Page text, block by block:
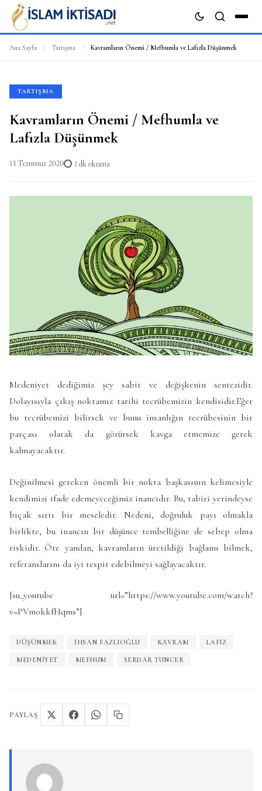
Ana Sayfa / Tartışma / Kavramların Önemi / Mefhumla ve Lafızla Düşünmek
TARTIŞMA
Kavramların Önemi / Mefhumla ve
Lafızla Düşünmek
13 Temmuz 2020 1 dk okuma
Medeniyet dediğimiz şey sabit ve değişkenin sentezidir.
Dolayısıyla çıkış noktamız tarihi tecrübemizin kendisidir.Eğer
bu tecrübemizi bilirsek ve bunu insanlığın tecrübesinin bir
parçası olarak da görürsek kavga etmemize gerek
kalmayacaktır.
Değinilmesi gereken önemli bir nokta başkasının kelimesiyle
kendimizi ifade edemeyeceğimiz inancıdır. Bu, tabiri yerindeyse
bıçak sırtı bir meseledir. Nedeni, doğruluk payı olmakla
birlikte, bu inancın bir düşünce tembelliğine de sebep olma
riskidir. Öte yandan, kavramların üretildiği bağlamı bilmek,
referanslarını da iyi tespit edebilmeyi sağlayacaktır.
[su_youtube url=”https://www.youtube.com/watch?
v=PVmokkfHqms”]
DÜŞÜNMEK İHSAN FAZLIOĞLU KAVRAM LAFIZ
MEDENIYET MEFHUM SERDAR TUNCER
PAYLAŞ